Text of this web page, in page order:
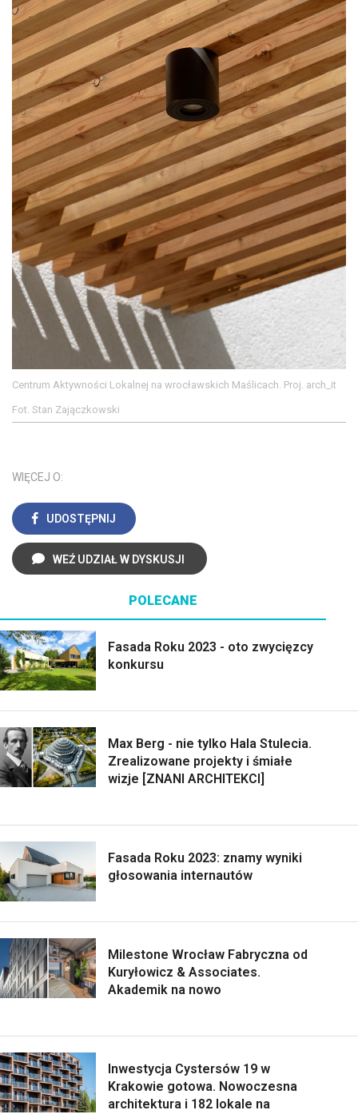
Centrum Aktywności Lokalnej na wrocławskich Maślicach. Proj. arch_it
Fot. Stan Zajączkowski
WIĘCEJ O:
UDOSTĘPNIJ
WEŹ UDZIAŁ W DYSKUSJI
POLECANE
Fasada Roku 2023 - oto zwycięzcy
konkursu
Max Berg - nie tylko Hala Stulecia.
Zrealizowane projekty i śmiałe
wizje [ZNANI ARCHITEKCI]
Fasada Roku 2023: znamy wyniki
głosowania internautów
Milestone Wrocław Fabryczna od
Kuryłowicz & Associates.
Akademik na nowo
Inwestycja Cystersów 19 w
Krakowie gotowa. Nowoczesna
architektura i 182 lokale na